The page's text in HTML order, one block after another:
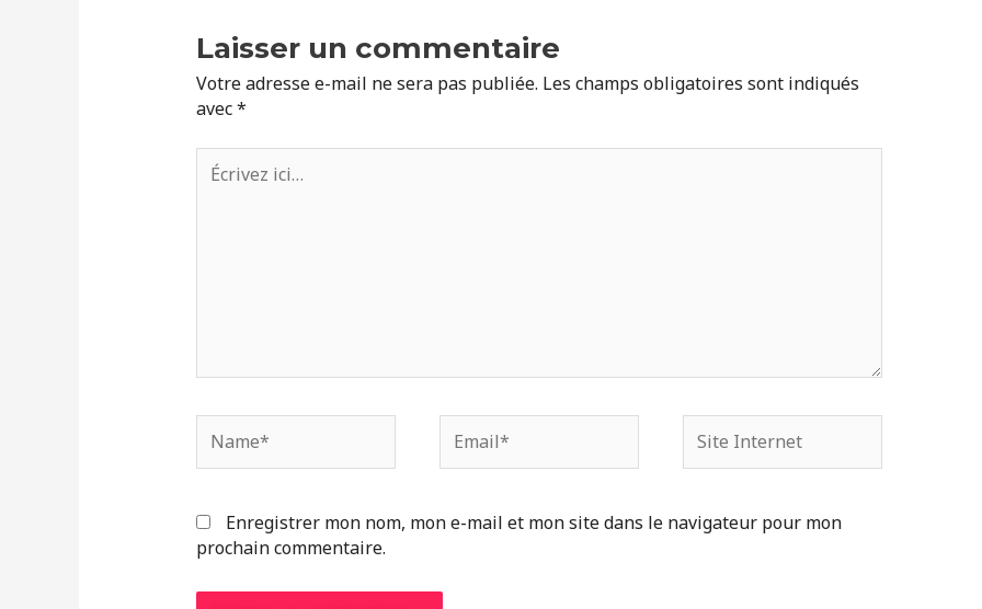
Laisser un commentaire
Votre adresse e-mail ne sera pas publiée. Les champs obligatoires sont indiqués
avec*
Écrivez
ici…
Internet
Enregistrer mon nom, mon e-mail et mon site dans le navigateur pour mon
prochain commentaire.